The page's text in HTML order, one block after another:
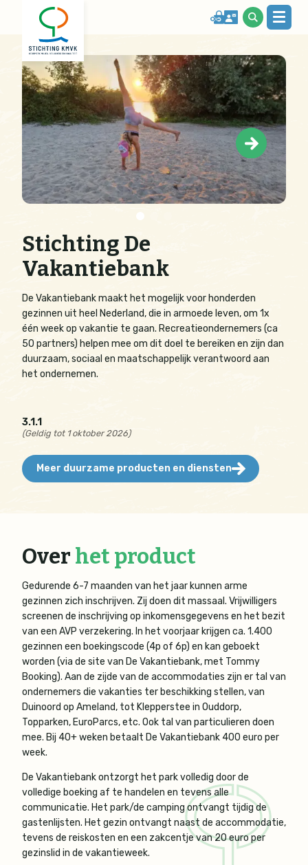
Stichting De
Vakantiebank
De Vakantiebank maakt het mogelijk voor honderden
gezinnen uit heel Nederland, die in armoede leven, om 1x
één week op vakantie te gaan. Recreatieondernemers (ca
50 partners) helpen mee om dit doel te bereiken en zijn dan
duurzaam, sociaal en maatschappelijk verantwoord aan
het ondernemen.
3.1.1
(Geldig tot 1 oktober 2026)
Meer duurzame producten en diensten
Over het product
Gedurende 6-7 maanden van het jaar kunnen arme
gezinnen zich inschrijven. Zij doen dit massaal. Vrijwilligers
screenen de inschrijving op inkomensgegevens en het bezit
van een AVP verzekering. In het voorjaar krijgen ca. 1.400
gezinnen een boekingscode (4p of 6p) en kan geboekt
worden (via de site van De Vakantiebank, met Tommy
Booking). Aan de zijde van de accommodaties zijn er tal van
ondernemers die vakanties ter beschikking stellen, van
Duinoord op Ameland, tot Klepperstee in Ouddorp,
Topparken, EuroParcs, etc. Ook tal van particulieren doen
mee. Bij 40+ weken betaalt De Vakantiebank 400 euro per
week.
De Vakantiebank ontzorgt het park volledig door de
volledige boeking af te handelen en tevens alle
communicatie. Het park/de camping ontvangt tijdig de
gastenlijsten. Het gezin ontvangt naast de accommodatie,
tevens de reiskosten en een zakcentje van 20 euro per
gezinslid in de vakantieweek.